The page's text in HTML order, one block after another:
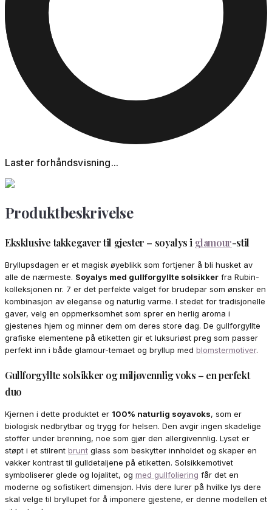
Laster forhåndsvisning...
Produktbeskrivelse
Eksklusive takkegaver til gjester – soyalys i glamour-stil
Bryllupsdagen er et magisk øyeblikk som fortjener å bli husket av
alle de nærmeste. Soyalys med gullforgyllte solsikker fra Rubin-
kolleksjonen nr. 7 er det perfekte valget for brudepar som ønsker en
kombinasjon av eleganse og naturlig varme. I stedet for tradisjonelle
gaver, velg en oppmerksomhet som sprer en herlig aroma i
gjestenes hjem og minner dem om deres store dag. De gullforgyllte
grafiske elementene på etiketten gir et luksuriøst preg som passer
perfekt inn i både glamour-temaet og bryllup med blomstermotiver.
Gullforgyllte solsikker og miljøvennlig voks – en perfekt
duo
Kjernen i dette produktet er 100% naturlig soyavoks, som er
biologisk nedbrytbar og trygg for helsen. Den avgir ingen skadelige
stoffer under brenning, noe som gjør den allergivennlig. Lyset er
støpt i et stilrent brunt glass som beskytter innholdet og skaper en
vakker kontrast til gulldetaljene på etiketten. Solsikkemotivet
symboliserer glede og lojalitet, og med gullfoliering får det en
moderne og sofistikert dimensjon. Hvis dere lurer på hvilke lys dere
skal velge til bryllupet for å imponere gjestene, er denne modellen et